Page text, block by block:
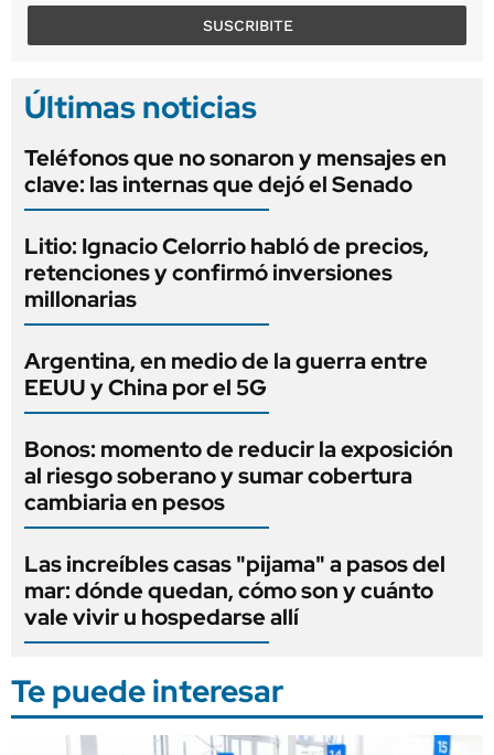
SUSCRIBITE
Últimas noticias
Teléfonos que no sonaron y mensajes en
clave: las internas que dejó el Senado
Litio: Ignacio Celorrio habló de precios,
retenciones y confirmó inversiones
millonarias
Argentina, en medio de la guerra entre
EEUU y China por el 5G
Bonos: momento de reducir la exposición
al riesgo soberano y sumar cobertura
cambiaria en pesos
Las increíbles casas "pijama" a pasos del
mar: dónde quedan, cómo son y cuánto
vale vivir u hospedarse allí
Te puede interesar